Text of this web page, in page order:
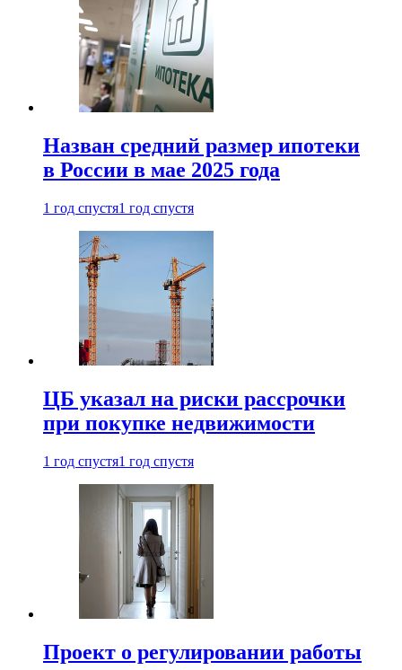
Назван средний размер ипотеки
в России в мае 2025 года
1 год спустя1 год спустя
ЦБ указал на риски рассрочки
при покупке недвижимости
1 год спустя1 год спустя
Проект о регулировании работы